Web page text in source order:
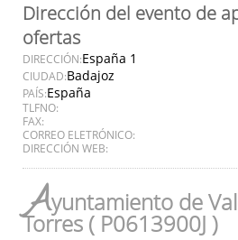
Dirección del evento de
ofertas
DIRECCIÓN:España 1
CIUDAD:Badajoz
PAÍS:España
TLFNO:
FAX:
CORREO ELETRÓNICO:
DIRECCIÓN WEB:
Ayuntamiento de
Torres ( P0613900J )